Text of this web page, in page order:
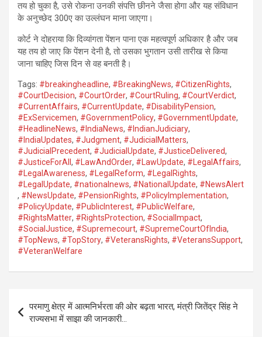
तय हो चुका है, उसे रोकना उनकी संपत्ति छीनने जैसा होगा और यह संविधान
के अनुच्छेद 300ए का उल्लंघन माना जाएगा।
कोर्ट ने दोहराया कि दिव्यांगता पेंशन पाना एक महत्वपूर्ण अधिकार है और जब
यह तय हो जाए कि पेंशन देनी है, तो उसका भुगतान उसी तारीख से किया
जाना चाहिए जिस दिन से वह बनती है।
Tags: #breakingheadline, #BreakingNews, #CitizenRights,
#CourtDecision, #CourtOrder, #CourtRuling, #CourtVerdict,
#CurrentAffairs, #CurrentUpdate, #DisabilityPension,
#ExServicemen, #GovernmentPolicy, #GovernmentUpdate,
#HeadlineNews, #IndiaNews, #IndianJudiciary,
#IndiaUpdates, #Judgment, #JudicialMatters,
#JudicialPrecedent, #JudicialUpdate, #JusticeDelivered,
#JusticeForAll , #LawAndOrder, #LawUpdate, #LegalAffairs,
#LegalAwareness, #LegalReform, #LegalRights,
#LegalUpdate, #nationalnews, #NationalUpdate, #NewsAlert
, #NewsUpdate, #PensionRights, #PolicyImplementation,
#PolicyUpdate, #PublicInterest, #PublicWelfare,
#RightsMatter, #RightsProtection, #SocialImpact,
#SocialJustice, #Supremecourt, #SupremeCourtOfIndia,
#TopNews, #TopStory, #VeteransRights, #VeteransSupport,
#VeteranWelfare
navigation
परमाणु क्षेत्र में आत्मनिर्भरता की ओर बढ़ता भारत, मंत्री जितेंद्र सिंह ने
राज्यसभा में साझा की जानकारी…